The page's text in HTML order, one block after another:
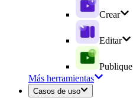
Crear
Editar
Publique
Más herramientas
Casos de uso